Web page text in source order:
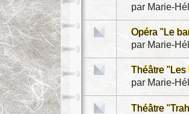
par Marie-
Opéra "Le
par Marie-
Théâtre "Les
par Marie-
Théâtre